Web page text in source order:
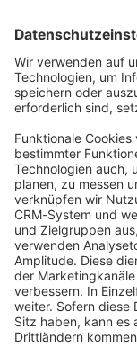
Angetrieben von
Company
Press